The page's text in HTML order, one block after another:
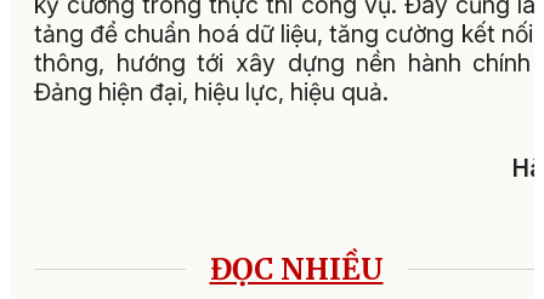
tảng để chuẩn hoá dữ liệu, tăng cường kết nối,
thông, hướng tới xây dựng nền hành chính
Đảng hiện đại, hiệu lực, hiệu quả.
ĐỌC NHIỀU